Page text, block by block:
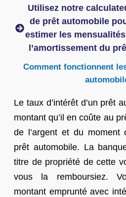
Utilisez notre
de prêt automobile
estimer les
l’amortissement du
Comment fonctionnent
Le taux d’intérêt d’un prêt
montant qu’il en coûte au
de l’argent et du moment
prêt automobile. La
titre de propriété de cette
vous la remboursiez.
montant emprunté avec